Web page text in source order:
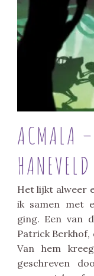
ACMALA
HANEVELD
Het lijkt alweer
ik samen met
ging. Een van
Patrick
Van hem
geschreven